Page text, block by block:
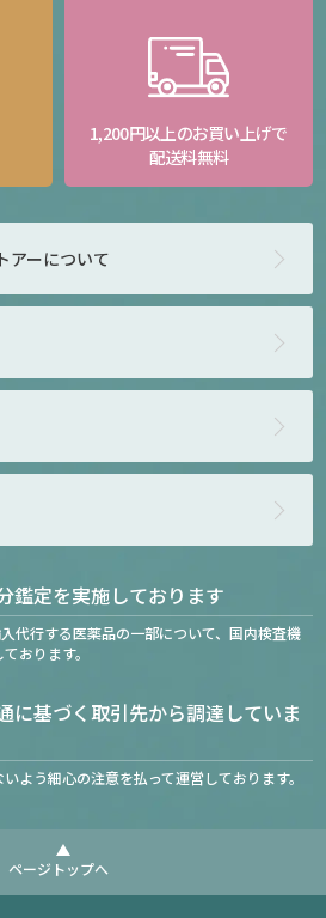
1,200円以上のお買い上げで
配送料無料
アーについて
鑑定を実施しております
代行する医薬品の一部について、国内検査機
おります。
に基づく取引先から調達していま
よう細心の注意を払って運営しております。
ページトップへ